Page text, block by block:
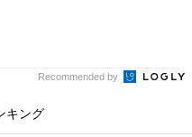
Recommended by
キング